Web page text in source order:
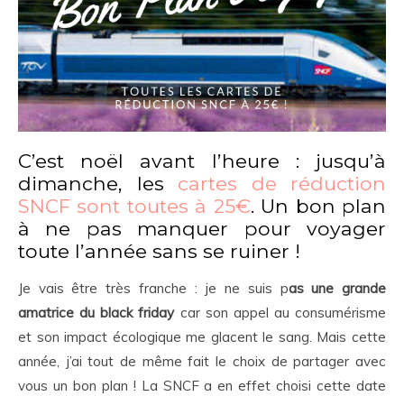
C’est noël avant l’heure : jusqu’à
dimanche, les cartes de réduction
SNCF sont toutes à 25€. Un bon plan
à ne pas manquer pour voyager
toute l’année sans se ruiner !
Je vais être très franche : je ne suis pas une grande
amatrice du black fridaycar son appel au consumérisme
et son impact écologique me glacent le sang. Mais cette
année, j’ai tout de même fait le choix de partager avec
vous un bon plan ! La SNCF a en effet choisi cette date